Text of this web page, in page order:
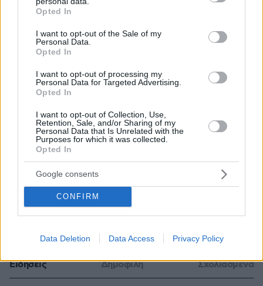
grant or deny consent to Google and its third-party tags to
use your data for below specified purposes in below Google
consent section.
Opted In
I want to opt-out of the Sale of my
Personal Data.
Opted In
I want to opt-out of processing my
Personal Data for Targeted Advertising.
Opted In
I want to opt-out of Collection, Use,
Retention, Sale, and/or Sharing of my
Personal Data that Is Unrelated with the
Purposes for which it was collected.
Opted In
Google consents
CONFIRM
Data Deletion Data Access Privacy Policy
Απομένουν 2500
* Υποχρεωτικά πεδία
ΡΟΗ ΕΙΔΗΣΕΩΝ
Ειδήσεις Δημοφιλή Σχολιασμένα